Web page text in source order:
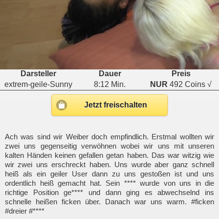
Darsteller Dauer
Preis
extrem-geile-Sunny
8:12 Min. NUR 492 Coins √
Jetzt freischalten
Ach was sind wir Weiber doch empfindlich. Erstmal wollten wir
zwei uns gegenseitig verwöhnen wobei wir uns mit unseren
kalten Händen keinen gefallen getan haben. Das war witzig wie
wir zwei uns erschreckt haben. Uns wurde aber ganz schnell
heiß als ein geiler User dann zu uns gestoßen ist und uns
ordentlich heiß gemacht hat. Sein **** wurde von uns in die
richtige Position ge**** und dann ging es abwechselnd ins
schnelle heißen ficken über. Danach war uns warm. #ficken
#dreier #****